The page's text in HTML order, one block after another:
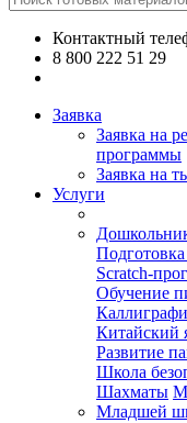
Контактный
8 800 222 51 29
Заявка
Заявка на
программы
Заявка на
Услуги
Scratch-
Обучение
Китайский
Развитие
Школа
Шахматы
Младшей